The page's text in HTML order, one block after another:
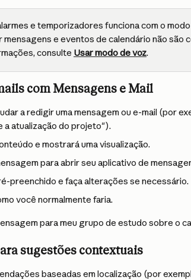
e temporizadores funciona com o
e eventos de calendário não são
consulte Usar modo de voz.
com Mensagens e Mail
a redigir uma mensagem ou e-mail (por
a atualização do projeto").
e mostrará uma visualização.
para abrir seu aplicativo de
preenchido e faça alterações se necessário.
você normalmente faria.
para meu grupo de estudo sobre o
sugestões contextuais
baseadas em localização (por